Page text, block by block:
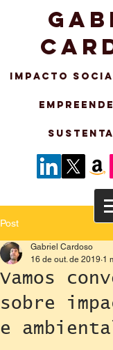
IMPACTO SO
Post
Vamos
sobre
e
Gabriel Cardoso
16 de out. de 2019 1